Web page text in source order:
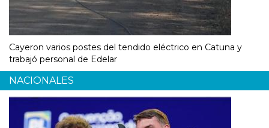
Cayeron varios postes del tendido eléctrico en Catuna y
trabajó personal de Edelar
NACIONALES